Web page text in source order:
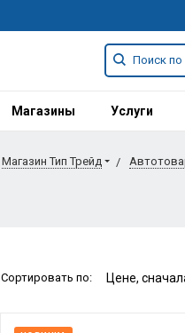
Магазины Услуги
Магазин Тип Трейд
Сортировать по: